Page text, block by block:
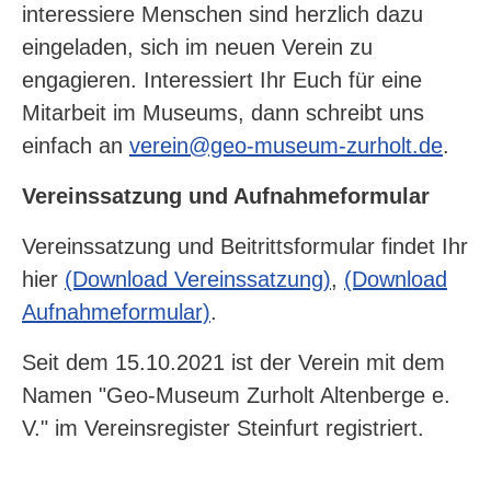
interessiere Menschen sind herzlich dazu
eingeladen, sich im neuen Verein zu
engagieren. Interessiert Ihr Euch für eine
Mitarbeit im Museums, dann schreibt uns
einfach an verein@geo-museum-zurholt.de.
Vereinssatzung und Aufnahmeformular
Vereinssatzung und Beitrittsformular findet Ihr
hier (Download Vereinssatzung), (Download
Aufnahmeformular).
Seit dem 15.10.2021 ist der Verein mit dem
Namen "Geo-Museum Zurholt Altenberge e.
V." im Vereinsregister Steinfurt registriert.